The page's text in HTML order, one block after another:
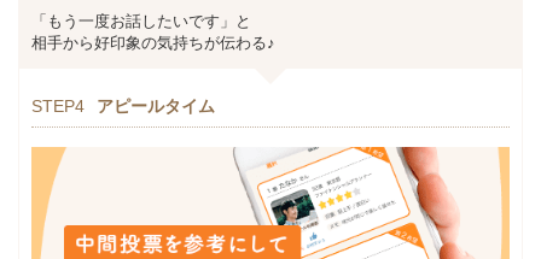
「もう一度お話したいです」と
相手から好印象の気持ちが伝わる♪
STEP4 アピールタイム